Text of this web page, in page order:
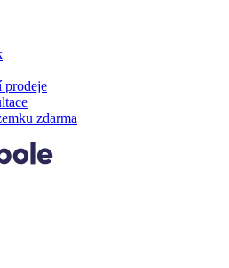
prodeje
zdarma